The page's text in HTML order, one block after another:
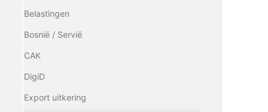
Belastingen
Bosnië / Servië
CAK
DigiD
Export uitkering